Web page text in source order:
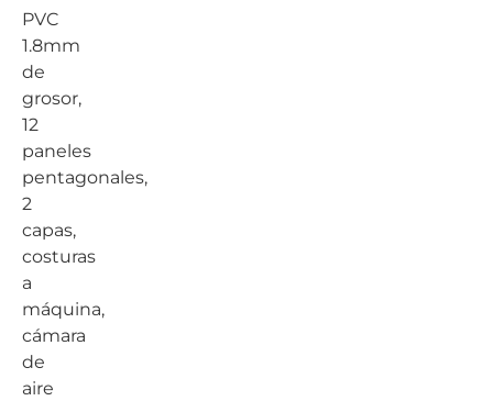
PVC
1.8mm
de
grosor,
12
paneles
pentagonales,
2
capas,
costuras
a
máquina,
cámara
de
aire